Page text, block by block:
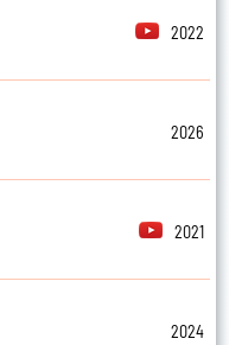
2022
2026
2021
2024